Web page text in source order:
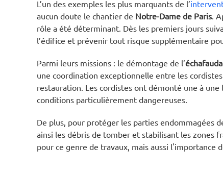
L’un des exemples les plus marquants de l’
aucun doute le chantier de Notre-Dame de Paris .
rôle a été déterminant. Dès les premiers jours
l’édifice et prévenir tout risque supplémentaire
Parmi leurs missions : le démontage de l’
une coordination exceptionnelle entre les
restauration. Les cordistes ont démonté une à
conditions particulièrement dangereuses.
De plus, pour protéger les parties endommagées
ainsi les débris de tomber et stabilisant les zones
pour ce genre de travaux, mais aussi l'importance